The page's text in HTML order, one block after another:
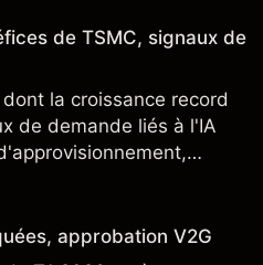
de TSMC, signaux de
la croissance record
de demande liés à l'IA
passées ne préjugent pas
approbation V2G